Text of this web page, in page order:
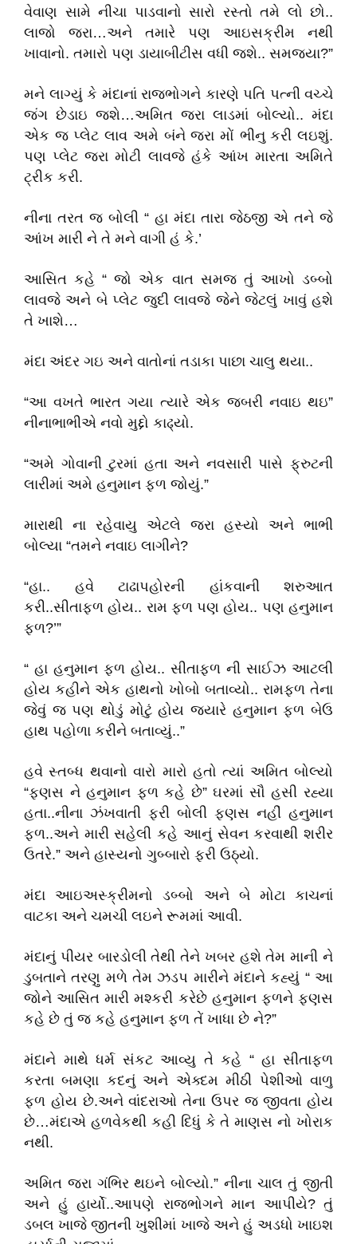
વેવાણ સામે નીચા પાડવાનો સારો રસ્તો તમે લો છો..
લાજો જરા…અને તમારે પણ આઇસક્રીમ નથી
ખાવાનો. તમારો પણ ડાયાબીટીસ વધી જશે.. સમજ્યા?”
મને લાગ્યું કે મંદાનાં રાજભોગને કારણે પતિ પત્ની વચ્ચે
જંગ છેડાઇ જશે…અમિત જરા લાડમાં બોલ્યો.. મંદા
એક જ પ્લેટ લાવ અમે બંને જરા મોં ભીનુ કરી લઇશું.
પણ પ્લેટ જરા મોટી લાવજે હંકે આંખ મારતા અમિતે
ટ્રીક કરી.
નીના તરત જ બોલી “ હા મંદા તારા જેઠજી એ તને જે
આંખ મારી ને તે મને વાગી હં કે.’
આસિત કહે “ જો એક વાત સમજ તું આખો ડબ્બો
લાવજે અને બે પ્લેટ જુદી લાવજે જેને જેટલું ખાવું હશે
તે ખાશે…
મંદા અંદર ગઇ અને વાતોનાં તડાકા પાછા ચાલુ થયા..
“આ વખતે ભારત ગયા ત્યારે એક જબરી નવાઇ થઇ”
નીનાભાભીએ નવો મુદ્દો કાઢ્યો.
“અમે ગોવાની ટુરમાં હતા અને નવસારી પાસે ફ્રુટની
લારીમાં અમે હનુમાન ફળ જોયું.”
મારાથી ના રહેવાયુ એટલે જરા હસ્યો અને ભાભી
બોલ્યા “તમને નવાઇ લાગીને?
“હા.. હવે ટાઢાપહોરની હાંકવાની શરુઆત
કરી..સીતાફળ હોય.. રામ ફળ પણ હોય.. પણ હનુમાન
ફળ?’”
“ હા હનુમાન ફળ હોય.. સીતાફળ ની સાઈઝ આટલી
હોય કહીને એક હાથનો ખોબો બતાવ્યો.. રામફળ તેના
જેવું જ પણ થોડું મોટું હોય જ્યારે હનુમાન ફળ બેઉ
હાથ પહોળા કરીને બતાવ્યું..”
હવે સ્તબ્ધ થવાનો વારો મારો હતો ત્યાં અમિત બોલ્યો
“ફણસ ને હનુમાન ફળ કહે છે” ઘરમાં સૌ હસી રહ્યા
હતા..નીના ઝંખવાતી ફરી બોલી ફણસ નહીં હનુમાન
ફળ..અને મારી સહેલી કહે આનું સેવન કરવાથી શરીર
ઉતરે.” અને હાસ્યનો ગુબ્બારો ફરી ઉઠ્યો.
મંદા આઇઅસ્ક્રીમનો ડબ્બો અને બે મોટા કાચનાં
વાટકા અને ચમચી લઇને રૂમમાં આવી.
મંદાનું પીયર બારડોલી તેથી તેને ખબર હશે તેમ માની ને
ડુબતાને તરણુ મળે તેમ ઝડપ મારીને મંદાને કહ્યું “ આ
જોને આસિત મારી મશ્કરી કરેછે હનુમાન ફળને ફણસ
કહે છે તું જ કહે હનુમાન ફળ તેં ખાધા છે ને?”
મંદાને માથે ધર્મ સંકટ આવ્યુ તે કહે “ હા સીતાફળ
કરતા બમણા કદનું અને એક્દમ મીઠી પેશીઓ વાળુ
ફળ હોય છે.અને વાંદરાઓ તેના ઉપર જ જીવતા હોય
છે…મંદાએ હળવેકથી કહી દિધું કે તે માણસ નો ખોરાક
નથી.
અમિત જરા ગંભિર થઇને બોલ્યો.” નીના ચાલ તું જીતી
અને હું હાર્યો..આપણે રાજ્ભોગને માન આપીયે? તું
ડબલ ખાજે જીતની ખુશીમાં ખાજે અને હું અડધો ખાઇશ